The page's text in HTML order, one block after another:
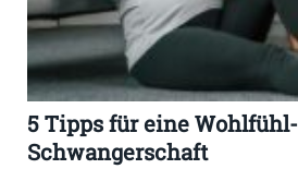
5 Tipps für eine Wohlfühl-
Schwangerschaft